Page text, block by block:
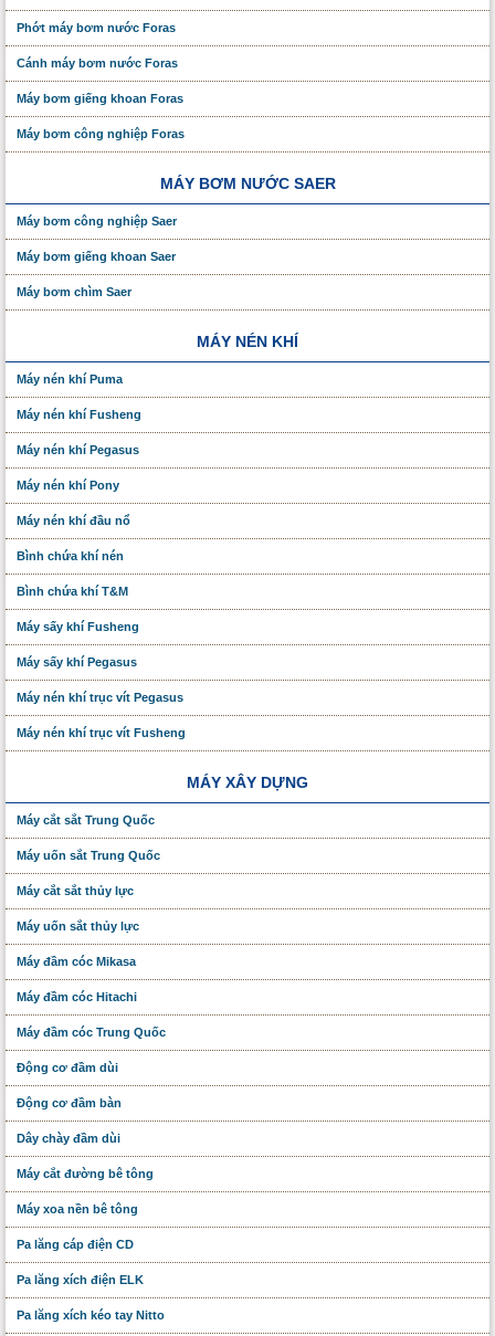
Phớt máy bơm nước Foras
Cánh máy bơm nước Foras
Máy bơm giếng khoan Foras
Máy bơm công nghiệp Foras
MÁY BƠM NƯỚC SAER
Máy bơm công nghiệp Saer
Máy bơm giếng khoan Saer
Máy bơm chìm Saer
MÁY NÉN KHÍ
Máy nén khí Puma
Máy nén khí Fusheng
Máy nén khí Pegasus
Máy nén khí Pony
Máy nén khí đầu nổ
Bình chứa khí nén
Bình chứa khí T&M
Máy sấy khí Fusheng
Máy sấy khí Pegasus
Máy nén khí trục vít Pegasus
Máy nén khí trục vít Fusheng
MÁY XÂY DỰNG
Máy cắt sắt Trung Quốc
Máy uốn sắt Trung Quốc
Máy cắt sắt thủy lực
Máy uốn sắt thủy lực
Máy đầm cóc Mikasa
Máy đầm cóc Hitachi
Máy đầm cóc Trung Quốc
Động cơ đầm dùi
Động cơ đầm bàn
Dây chày đầm dùi
Máy cắt đường bê tông
Máy xoa nền bê tông
Pa lăng cáp điện CD
Pa lăng xích điện ELK
Pa lăng xích kéo tay Nitto